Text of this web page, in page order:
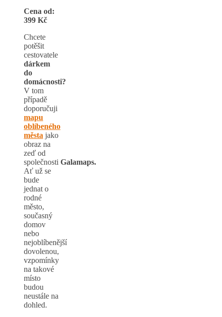
Cena od:
399 Kč
Chcete
potěšit
cestovatele
dárkem
do
domácnosti?
V tom
případě
doporučuji
mapu
oblíbeného
města jako
obraz na
zeď od
společnosti Galamaps.
Ať už se
bude
jednat o
rodné
město,
současný
domov
nebo
nejoblíbenější
dovolenou,
vzpomínky
na takové
místo
budou
neustále na
dohled.